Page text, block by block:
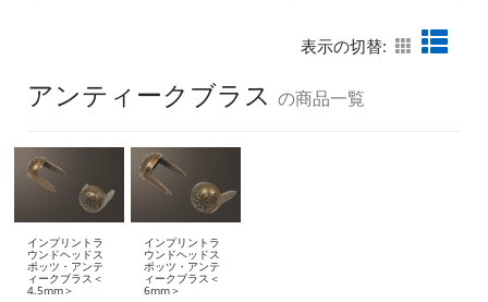
表示の切替:
アンティークブラス の商品一覧
インプリントラ
ウンドヘッドス
ポッツ・アンテ
ィークブラス＜
4.5mm＞
インプリントラ
ウンドヘッドス
ポッツ・アンテ
ィークブラス＜
6mm＞